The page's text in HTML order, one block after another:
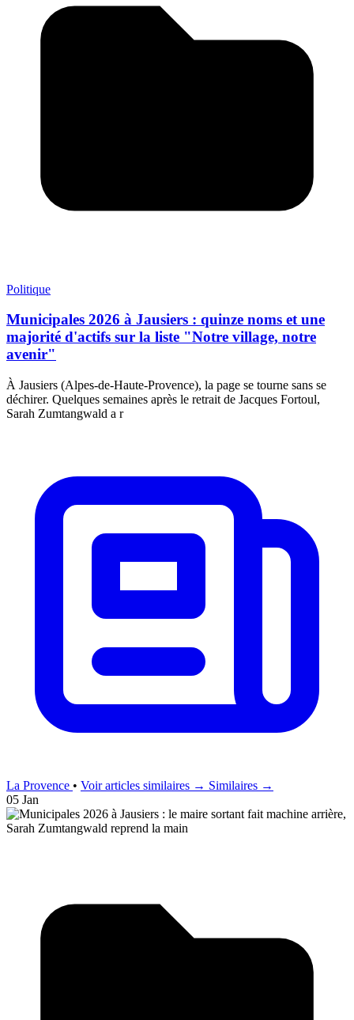
Politique
Municipales 2026 à Jausiers : quinze noms et une
majorité d'actifs sur la liste "Notre village, notre
avenir"
À Jausiers (Alpes-de-Haute-Provence), la page se tourne sans se
déchirer. Quelques semaines après le retrait de Jacques Fortoul,
Sarah Zumtangwald a r
La Provence • Voir articles similaires → Similaires →
05 Jan